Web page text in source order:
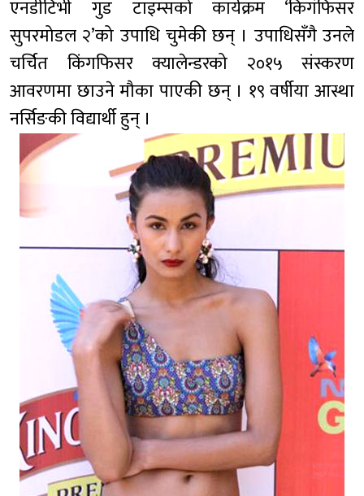
एनडीटिभी गुड टाइम्सको कार्यक्रम ‘किगंफिसर
सुपरमोडल २’को उपाधि चुमेकी छन् । उपाधिसँगै उनले
चर्चित किंगफिसर क्यालेन्डरको २०१५ संस्करण
आवरणमा छाउने मौका पाएकी छन् । १९ वर्षीया आस्था
नर्सिङकी विद्यार्थी हुन् ।